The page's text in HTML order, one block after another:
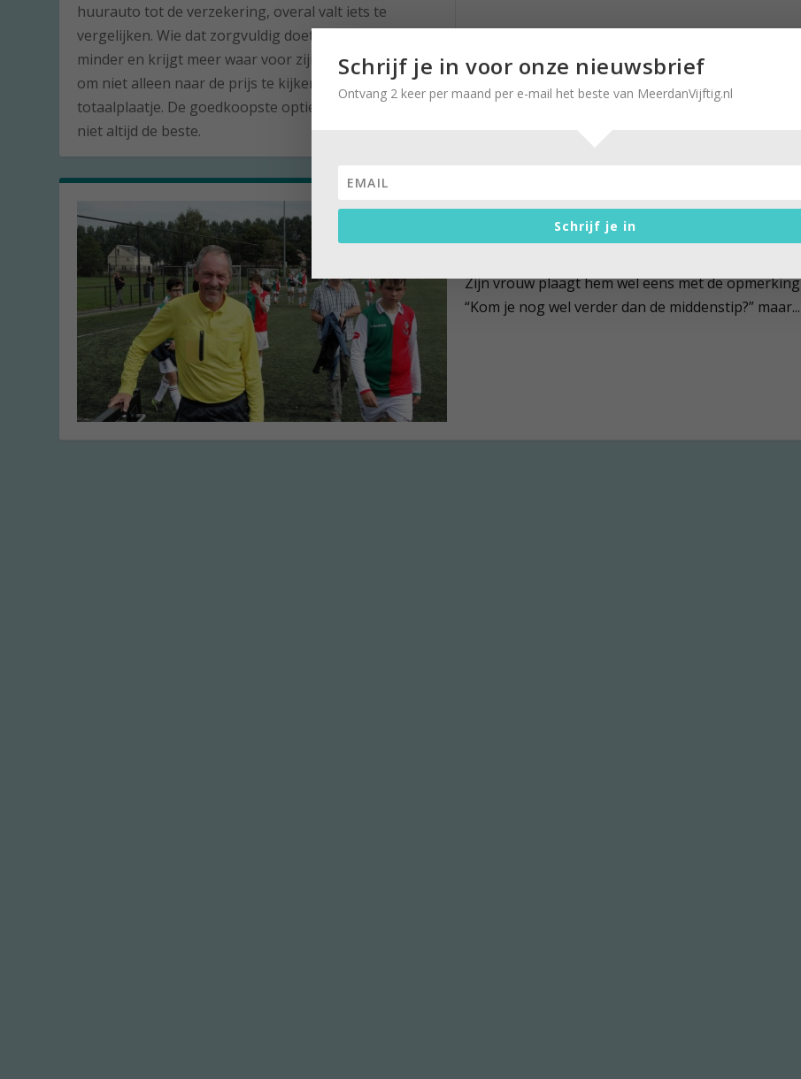
huurauto tot de verzekering, overal valt iets te
vergelijken. Wie dat zorgvuldig doet, betaalt vaak
minder en krijgt meer waar voor zijn geld. De kunst is
om niet alleen naar de prijs te kijken, maar naar het
totaalplaatje. De goedkoopste optie is namelijk lang
niet altijd de beste.
In Beweging: Gelukkig op het
voetbalveld
Zijn vrouw plaagt hem wel eens met de opmerking
“Kom je nog wel verder dan de middenstip?” maar...
Schrijf je in voor onze nieuwsbrief
Ontvang 2 keer per maand per e-mail het beste van MeerdanVijftig.nl
Schrijf je in